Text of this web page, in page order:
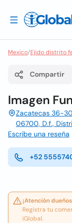
Mexico/Ejido distrito
Compartir
Imagen
Zacatecas 36-
06700, D.f.,
Escribe una reseña
+52
¡Atención
Registra tu
iGlobal.